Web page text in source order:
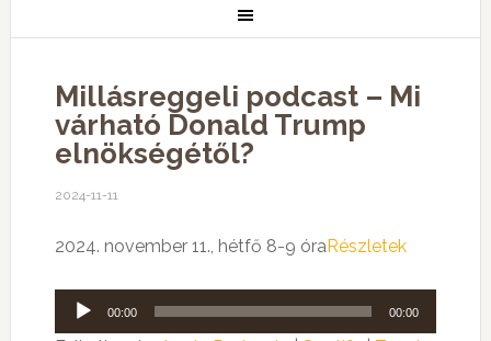
Millásreggeli podcast – Mi
várható Donald Trump
elnökségétől?
2024-11-11
2024. november 11., hétfő 8-9 óraRészletek
Audió
lejátszó
00:00 00:00